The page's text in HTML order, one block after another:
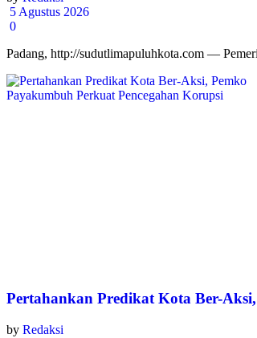
5 Agustus 2026
0
Padang, http://sudutlimapuluhkota.com —
Pertahankan Predikat Kota Ber-
by Redaksi